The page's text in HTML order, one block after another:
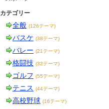
カテゴリー
全般 (126テーマ)
バスケ (38テーマ)
バレー (21テーマ)
格闘技 (32テーマ)
ゴルフ (55テーマ)
テニス (44テーマ)
高校野球 (16テーマ)